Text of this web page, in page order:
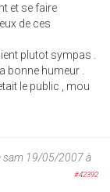
et se faire
de ces
plutot sympas .
bonne humeur .
le public , mou
sam 19/05/2007 à
#42392